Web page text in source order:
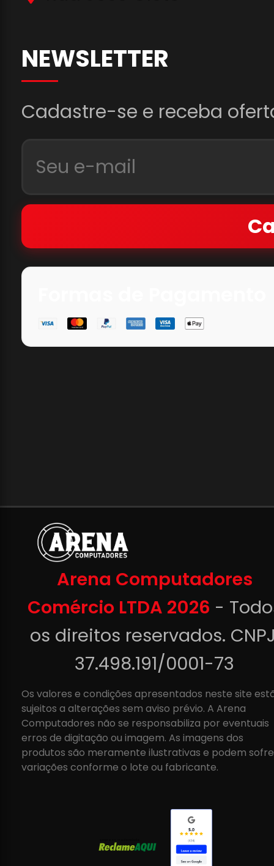
NEWSLETTER
Cadastre-se e receba
Arena Computadores
Comércio LTDA 2026 -
os direitos reservados.
37.498.191/0001-73
Os valores e condições apresentados neste site
sujeitos a alterações sem aviso prévio. A Arena
Computadores não se responsabiliza por eventuais
erros de digitação ou imagem. As imagens dos
produtos são meramente ilustrativas e podem
variações conforme o lote ou fabricante.